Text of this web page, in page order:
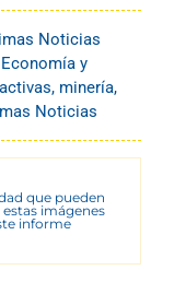
Noticias
Economía y
, minería,
Noticias
que pueden
imágenes
informe